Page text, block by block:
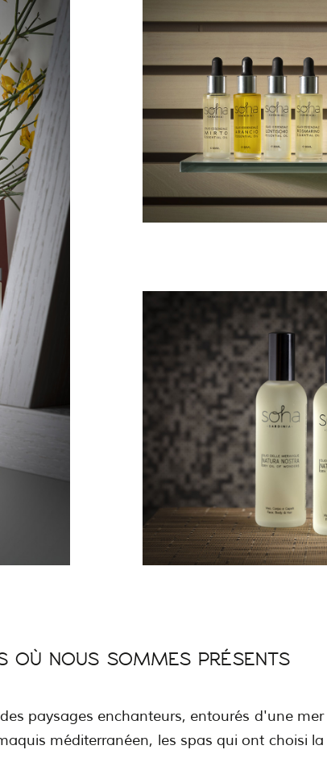
OÙ NOUS SOMMES PRÉSENTS
paysages enchanteurs, entourés d'une mer
méditerranéen, les spas qui ont choisi la